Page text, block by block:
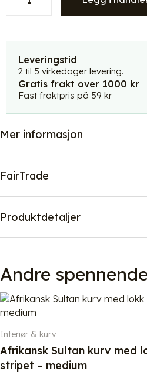
lokk
hvit/sort
stripet
stor
Leveringstid
2 til 5 virkedager levering.
Gratis frakt over 1000 kr
Fast fraktpris på 59 kr
Mer informasjon
FairTrade
Produktdetaljer
Andre
Interiør & kurv
Afrikansk Sultan kurv med
stripet – medium